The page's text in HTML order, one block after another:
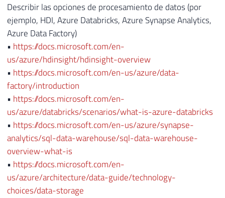
Describir las opciones de procesamiento de datos (por
ejemplo, HDI, Azure Databricks, Azure Synapse Analytics,
Azure Data Factory)
• https://docs.microsoft.com/en-
us/azure/hdinsight/hdinsight-overview
• https://docs.microsoft.com/en-us/azure/data-
factory/introduction
• https://docs.microsoft.com/en-
us/azure/databricks/scenarios/what-is-azure-databricks
• https://docs.microsoft.com/en-us/azure/synapse-
analytics/sql-data-warehouse/sql-data-warehouse-
overview-what-is
• https://docs.microsoft.com/en-
us/azure/architecture/data-guide/technology-
choices/data-storage